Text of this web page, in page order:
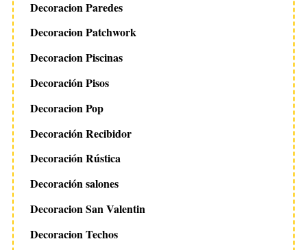
Decoracion Paredes
Decoracion Patchwork
Decoracion Piscinas
Decoración Pisos
Decoracion Pop
Decoración Recibidor
Decoración Rústica
Decoración salones
Decoracion San Valentin
Decoracion Techos